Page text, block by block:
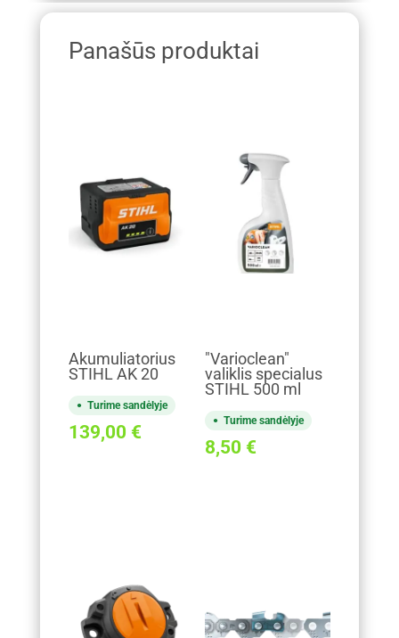
Panašūs produktai
Akumuliatorius
STIHL AK 20
Turime sandėlyje
139,00 €
"Varioclean"
valiklis specialus
STIHL 500 ml
Turime sandėlyje
8,50 €